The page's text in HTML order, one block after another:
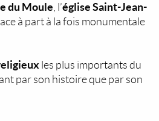
du Moule, l’église Saint-Jean-
à part à la fois monumentale
les plus importants du
par son histoire que par son